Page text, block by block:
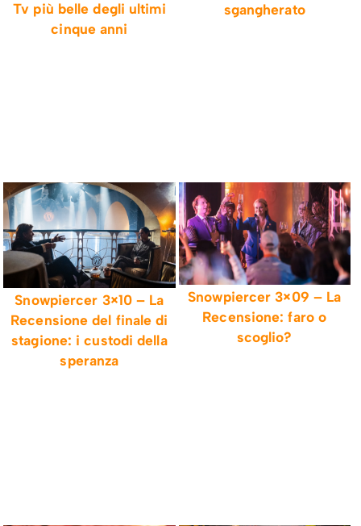
Tv più belle degli ultimi
cinque anni
sgangherato
Snowpiercer 3×10 – La
Recensione del finale di
stagione: i custodi della
speranza
Snowpiercer 3×09 – La
Recensione: faro o
scoglio?